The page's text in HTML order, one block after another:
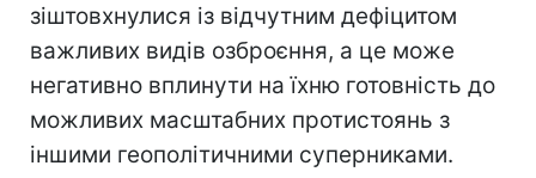
зіштовхнулися із відчутним дефіцитом
важливих видів озброєння, а це може
негативно вплинути на їхню готовність до
можливих масштабних протистоянь з
іншими геополітичними суперниками.